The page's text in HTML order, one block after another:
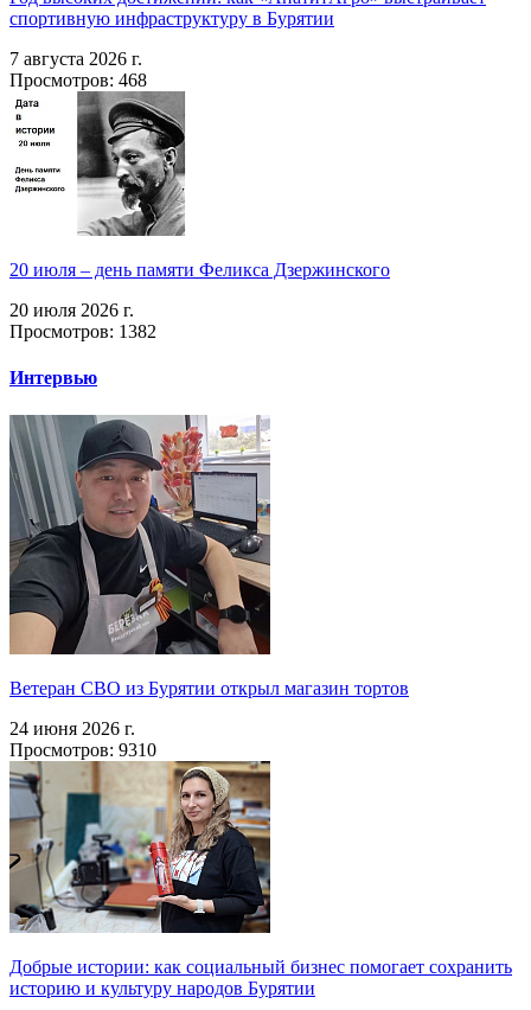
спортивную инфраструктуру в Бурятии
7 августа 2026 г.
Просмотров: 468
20 июля – день памяти Феликса Дзержинского
20 июля 2026 г.
Просмотров: 1382
Интервью
Ветеран СВО из Бурятии открыл магазин тортов
24 июня 2026 г.
Просмотров: 9310
Добрые истории: как социальный бизнес помогает сохранить
историю и культуру народов Бурятии